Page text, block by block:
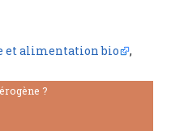
et alimentation bio
,
?